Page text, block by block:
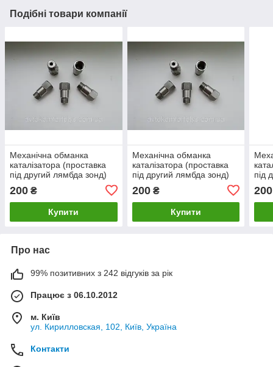
Подібні товари компанії
Механічна обманка
каталізатора (проставка
під другий лямбда зонд)
Кімо)
200 ₴
Купити
Механічна обманка
каталізатора (проставка
під другий лямбда зонд)
200₴
Купити
під
200
Про нас
99% позитивних з 242 відгуків за рік
Працює з 06.10.2012
м. Київ
ул. Кирилловская, 102, Київ, Україна
Контакти